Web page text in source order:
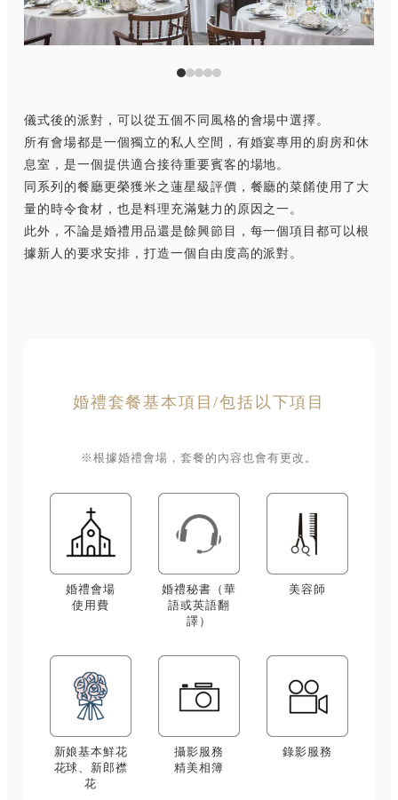
儀式後的派對，可以從五個不同風格的會場中選擇。
所有會場都是一個獨立的私人空間，有婚宴專用的廚房和休
息室，是一個提供適合接待重要賓客的場地。
同系列的餐廳更榮獲米之蓮星級評價，餐廳的菜餚使用了大
量的時令食材，也是料理充滿魅力的原因之一。
此外，不論是婚禮用品還是餘興節目，每一個項目都可以根
據新人的要求安排，打造一個自由度高的派對。
婚禮套餐基本項目/包括以下項目
※根據婚禮會場，套餐的內容也會有更改。
婚禮會場
使用費
婚禮秘書（華
語或英語翻
譯）
美容師
新娘基本鮮花
花球、新郎襟
花
攝影服務
精美相簿
錄影服務